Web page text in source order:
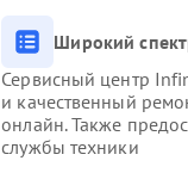
Широкий
Сервисный центр
и качественный
онлайн. Также
службы техники